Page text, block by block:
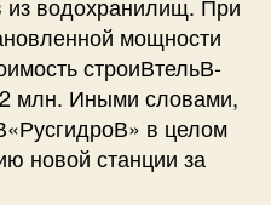
мощности
строиВ­тельВ­
млн. Иными словами,
в целом
новой станции за